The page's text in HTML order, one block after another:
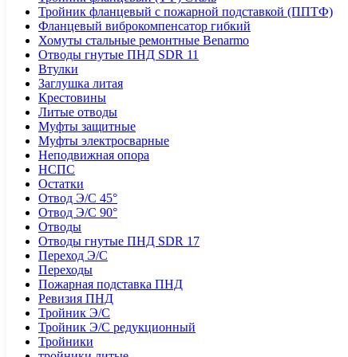
Тройник фланцевый с пожарной подставкой (ППТФ)
Фланцевый виброкомпенсатор гибкий
Хомуты стальные ремонтные Benarmo
Отводы гнутые ПНД SDR 11
Втулки
Заглушка литая
Крестовины
Литые отводы
Муфты защитные
Муфты электросварные
Неподвижная опора
НСПС
Остатки
Отвод Э/С 45°
Отвод Э/С 90°
Отводы
Отводы гнутые ПНД SDR 17
Переход Э/С
Переходы
Пожарная подставка ПНД
Ревизия ПНД
Тройник Э/С
Тройник Э/С редукционный
Тройники